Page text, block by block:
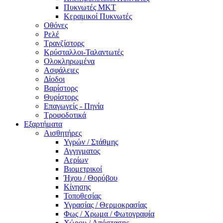
Πυκνωτές MKT
Κεραμικοί Πυκνωτές
Οθόνες
Ρελέ
Τρανζίστορς
Κρύσταλλοι-Ταλαντωτές
Ολοκληρωμένα
Ασφάλειες
Δίοδοι
Βαρίστορς
Θυρίστορς
Επαγωγείς - Πηνία
Τροφοδοτικά
Εξαρτήματα
Αισθητήρες
Υγρών / Στάθμης
Αγγιγματος
Αερίων
Βιομετρικοί
Ήχου / Θορύβου
Κίνησης
Τοποθεσίας
Υγρασίας / Θερμοκρασίας
Φως / Χρωμα / Φωτογραφία